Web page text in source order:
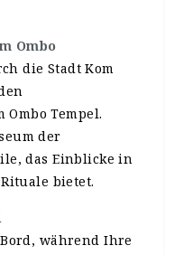
Ombo
die Stadt Kom
Tempel.
der
das Einblicke in
bietet.
während Ihre